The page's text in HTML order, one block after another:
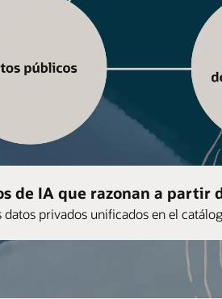
de IA que razonan a partir
datos privados unificados en el